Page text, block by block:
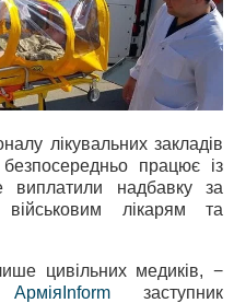
лікувальних закладів
працює із
надбавку за
лікарям та
цивільних медиків, −
АрміяInform заступник